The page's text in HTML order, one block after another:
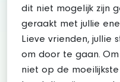
dit niet mogelijk zijn
geraakt met jullie
Lieve vrienden, jullie
om door te gaan.
niet op de